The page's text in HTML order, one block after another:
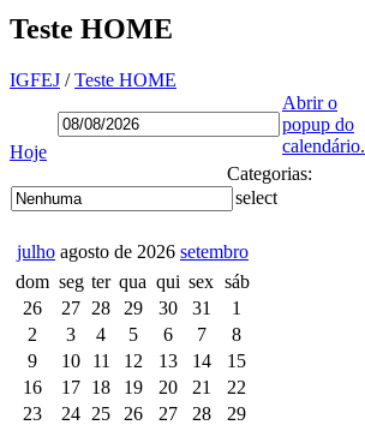
Teste HOME
IGFEJ /Teste HOME
Hoje
Abrir o
popup do
calendário.
Categorias:
select
julho agosto de 2026 setembro
dom seg ter qua qui sex sáb
26
27 28 29 30 31
1
2
3 4 5 6 7
8
9
10 11 12 13 14
15
16
17 18 19 20 21
22
23
24 25 26 27 28
29